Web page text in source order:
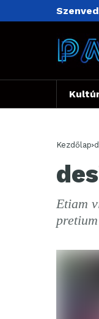
Kezdőlap
Etiam